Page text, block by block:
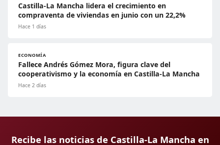
Castilla-La Mancha lidera el crecimiento en
compraventa de viviendas en junio con un 22,2%
Hace 1 días
ECONOMÍA
Fallece Andrés Gómez Mora, figura clave del
cooperativismo y la economía en Castilla-La Mancha
Hace 2 días
Recibe las noticias de Castilla-La Mancha en